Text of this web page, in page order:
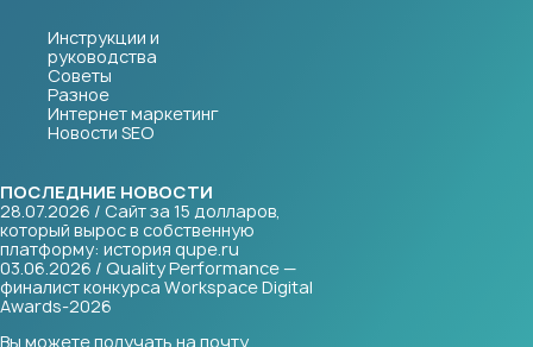
Инструкции и
руководства
Советы
Разное
Интернет маркетинг
Новости SEO
ПОСЛЕДНИЕ НОВОСТИ
28.07.2026 / Сайт за 15 долларов,
который вырос в собственную
платформу: история qupe.ru
03.06.2026 / Quality Performance —
финалист конкурса Workspace Digital
Awards-2026
Вы можете получать на почту